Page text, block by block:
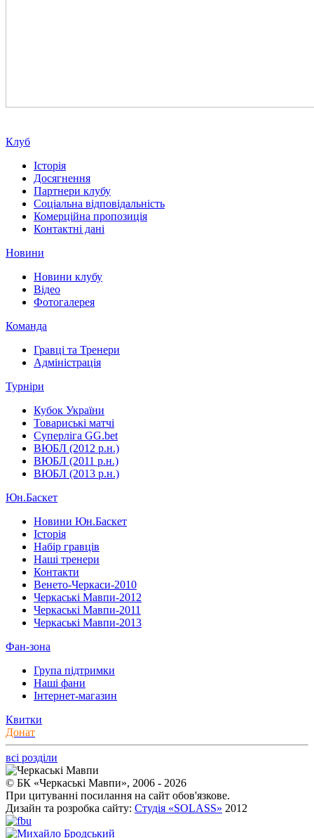
Клуб
Історія
Досягнення
Партнери клубу
Соціальна відповідальність
Комерційна пропозиція
Контактні дані
Новини
Новини клубу
Відео
Фотогалерея
Команда
Гравці та Тренери
Адміністрація
Турніри
Кубок України
Товариські матчі
Суперліга GG.bet
ВЮБЛ (2012 р.н.)
ВЮБЛ (2011 р.н.)
ВЮБЛ (2013 р.н.)
Юн.Баскет
Новини Юн.Баскет
Історія
Набір гравців
Наші тренери
Контакти
Венето-Черкаси-2010
Черкаські Мавпи-2012
Черкаські Мавпи-2011
Черкаські Мавпи-2013
Фан-зона
Група підтримки
Наші фани
Інтернет-магазин
Квитки
Донат
всі розділи
© БК «Черкаські Мавпи», 2006 - 2026
При цитуванні посилання на сайт обов'язкове.
Дизайн та розробка сайту: Студія «SOLASS» 2012